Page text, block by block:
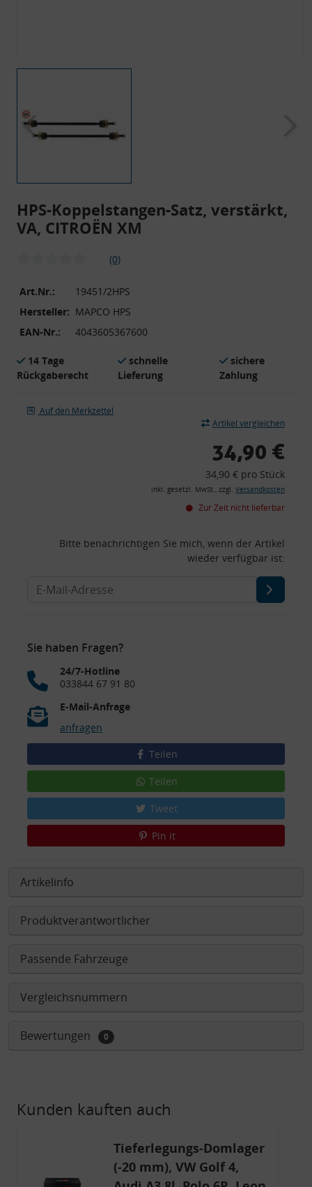
HPS-Koppelstangen-Satz, verstärkt,
VA, CITROËN XM
(0)
Art.Nr.:
19451/2HPS
Hersteller: MAPCO HPS
EAN-Nr.:
4043605367600
14 Tage
Rückgaberecht
schnelle
Lieferung
sichere
Zahlung
Auf den Merkzettel
Artikel vergleichen
34,90 €
34,90 € pro Stück
inkl. gesetzl. MwSt., zzgl. Versandkosten
Zur Zeit nicht lieferbar
Bitte benachrichtigen Sie mich, wenn der Artikel
wieder verfügbar ist:
Sie haben Fragen?
24/7-Hotline
033844 67 91 80
E-Mail-Anfrage
anfragen
Teilen
Teilen
Tweet
Pin it
Artikelinfo
Produktverantwortlicher
Passende Fahrzeuge
Vergleichsnummern
Bewertungen 0
Kunden kauften auch
Tieferlegungs-Domlager
(-20 mm), VW Golf 4,